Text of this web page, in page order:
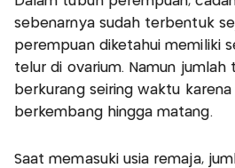
sebenarnya sudah terbentuk
perempuan diketahui memiliki
telur di ovarium. Namun
berkurang seiring waktu
berkembang hingga matang.
Saat memasuki usia remaja,